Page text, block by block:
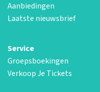
Aanbiedingen
Laatste nieuwsbrief
Service
Groepsboekingen
Verkoop Je Tickets